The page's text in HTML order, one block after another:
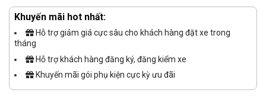
Khuyến mãi hot nhất:
Hỗ trợ giảm giá cực sâu cho khách hàng đặt xe trong
tháng
Hỗ trợ khách hàng đăng ký, đăng kiểm xe
Khuyến mãi gói phụ kiện cực kỳ ưu đãi